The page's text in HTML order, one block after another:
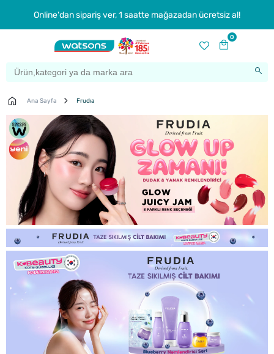
Online'dan sipariş ver, 1 saatte mağazadan ücretsiz al!
0
Ana Sayfa Frudıa